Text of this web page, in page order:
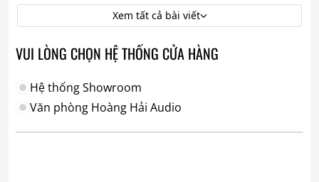
Xem tất cả bài viết
VUI LÒNG CHỌN HỆ THỐNG CỬA HÀNG
Hệ thống Showroom
Văn phòng Hoàng Hải Audio